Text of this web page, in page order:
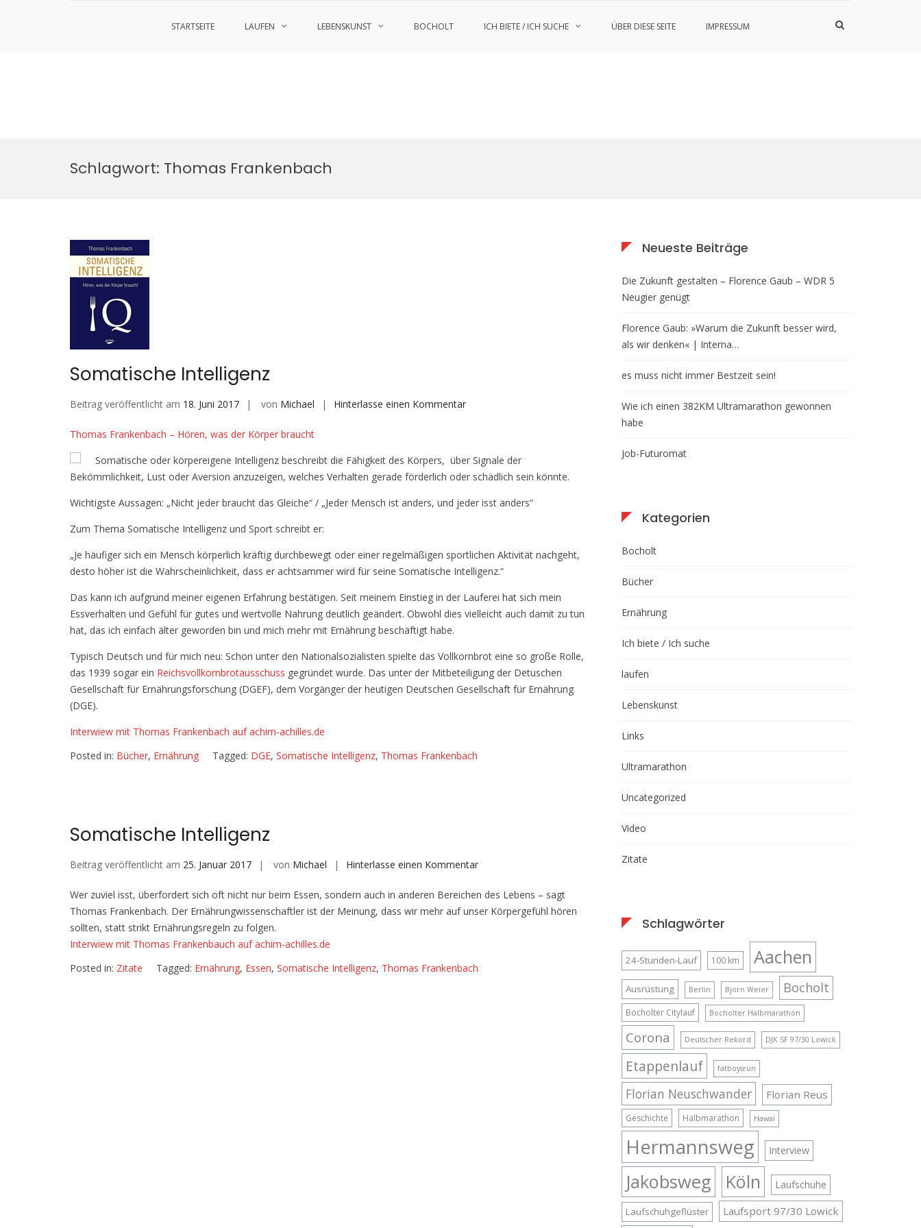
STARTSEITE LAUFEN LEBENSKUNST BOCHOLT ICH BIETE / ICH SUCHE ÜBER DIESE SEITE IMPRESSUM
Such-
Schlagwort: Thomas Frankenbach
Somatische Intelligenz
Beitrag veröffentlicht am 18. Juni 2017 von Michael Hinterlasse einen Kommentarauf
Thomas Frankenbach – Hören, was der Körper braucht
Somatische oder körpereigene Intelligenz beschreibt die Fähigkeit des Körpers, über Signale der
Bekömmlichkeit, Lust oder Aversion anzuzeigen, welches Verhalten gerade förderlich oder schädlich sein könnte.
Wichtigste Aussagen: „Nicht jeder braucht das Gleiche“ / „Jeder Mensch ist anders, und jeder isst anders“
Zum Thema Somatische Intelligenz und Sport schreibt er:
„Je häufiger sich ein Mensch körperlich kräftig durchbewegt oder einer regelmäßigen sportlichen Aktivität nachgeht,
desto höher ist die Wahrscheinlichkeit, dass er achtsammer wird für seine Somatische Intelligenz.“
Das kann ich aufgrund meiner eigenen Erfahrung bestätigen. Seit meinem Einstieg in der Lauferei hat sich mein
Essverhalten und Gefühl für gutes und wertvolle Nahrung deutlich geändert. Obwohl dies vielleicht auch damit zu tun
hat, das ich einfach älter geworden bin und mich mehr mit Ernährung beschäftigt habe.
Typisch Deutsch und für mich neu: Schon unter den Nationalsozialisten spielte das Vollkornbrot eine so große Rolle,
das 1939 sogar ein Reichsvollkornbrotausschuss gegründet wurde. Das unter der Mitbeteiligung der Detuschen
Gesellschaft für Ernährungsforschung (DGEF), dem Vorgänger der heutigen Deutschen Gesellschaft für Ernährung
(DGE).
Interwiew mit Thomas Frankenbach auf achim-achilles.de
Posted in: Bücher, Ernährung Tagged: DGE, Somatische Intelligenz, Thomas Frankenbach
Somatische Intelligenz
Beitrag veröffentlicht am 25. Januar 2017 von Michael Hinterlasse einen Kommentarauf
Intelligenz
Wer zuviel isst, überfordert sich oft nicht nur beim Essen, sondern auch in anderen Bereichen des Lebens – sagt
Thomas Frankenbach. Der Ernährungwissenschaftler ist der Meinung, dass wir mehr auf unser Körpergefühl hören
sollten, statt strikt Ernährungsregeln zu folgen.
Interwiew mit Thomas Frankenbauch auf achim-achilles.de
Posted in: Zitate Tagged: Ernährung, Essen, Somatische Intelligenz, Thomas Frankenbach
Neueste Beiträge
Die Zukunft gestalten – Florence Gaub – WDR 5
Neugier genügt
Florence Gaub: »Warum die Zukunft besser wird,
als wir denken« | Interna…
es muss nicht immer Bestzeit sein!
Wie ich einen 382KM Ultramarathon gewonnen
habe
Job-Futuromat
Kategorien
Bocholt
Bücher
Ernährung
Ich biete / Ich suche
laufen
Lebenskunst
Links
Ultramarathon
Uncategorized
Video
Zitate
Schlagwörter
24-Stunden-Lauf 100 km Aachen
Ausrüstung Berlin Björn Weier Bocholt
Bocholter Citylauf Bocholter Halbmarathon
Corona Deutscher Rekord DJK SF 97/30 Lowick
Etappenlauf fatboysrun
Florian Neuschwander Florian Reus
Geschichte Halbmarathon Hawai
Hermannsweg Interview
Jakobsweg Köln Laufschuhe
Laufschuhgeflüster Laufsport 97/30 Lowick